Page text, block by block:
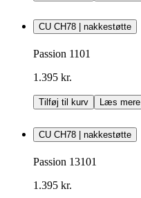
CU CH78 | nakkestøtte
Passion 1101
1.395 kr.
Tilføj til kurv Læs mere
CU CH78 | nakkestøtte
Passion 13101
1.395 kr.